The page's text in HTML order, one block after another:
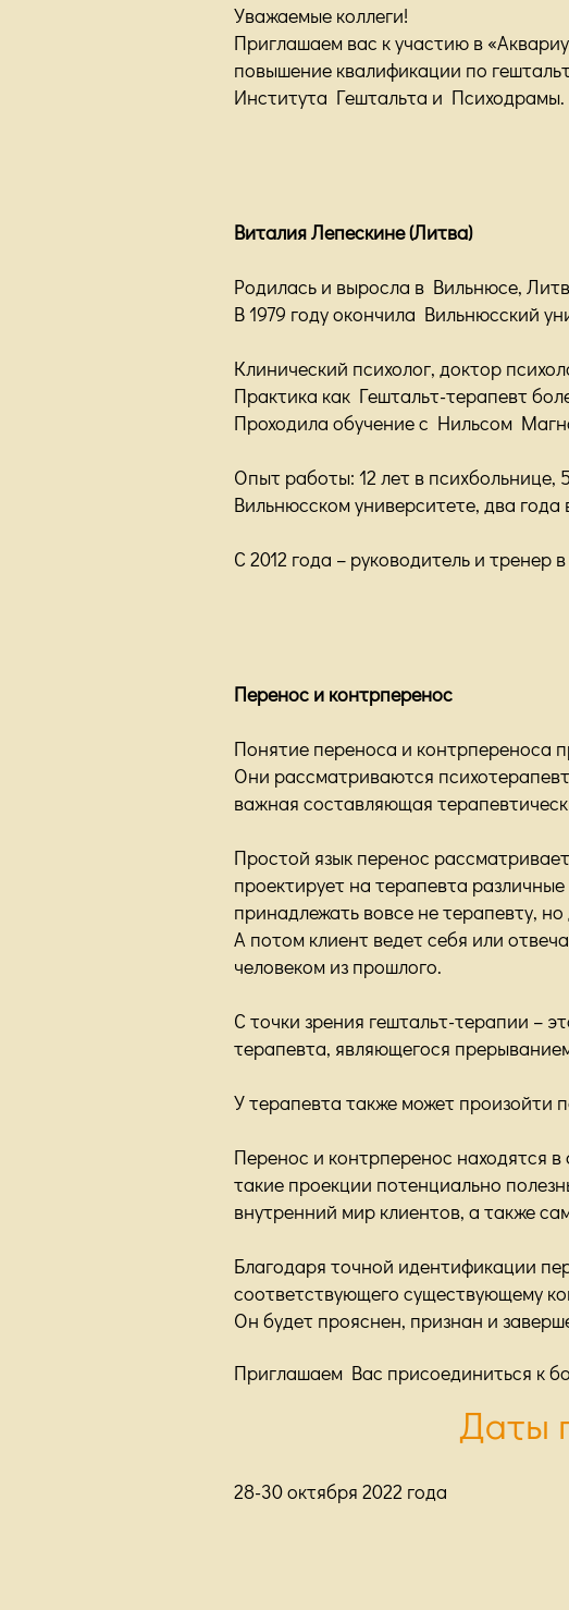
Уважаемые коллеги!
Приглашаем вас к участию в
повышение квалификации по
Института Гештальта и Психодрамы.
Виталия Лепескине (Литва)
Родилась и выросла в Вильнюсе,
В 1979 году окончила Вильнюсский
Клинический психолог, доктор
Практика как Гештальт-терапевт
Проходила обучение с Нильсом
Опыт работы: 12 лет в
Вильнюсском университете, два
С 2012 года – руководитель и
Перенос и контрперенос
Понятие переноса и контрпереноса
Они рассматриваются
важная составляющая
Простой язык перенос
проектирует на терапевта
принадлежать вовсе не терапевту,
А потом клиент ведет себя или
человеком из прошлого.
С точки зрения гештальт-терапии –
терапевта, являющегося
У терапевта также может произойти
Перенос и контрперенос находятся
такие проекции потенциально
внутренний мир клиентов, а также
Благодаря точной идентификации
соответствующего существующему
Он будет прояснен, признан и
Приглашаем Вас присоединиться к
Даты
28-30 октября 2022 года